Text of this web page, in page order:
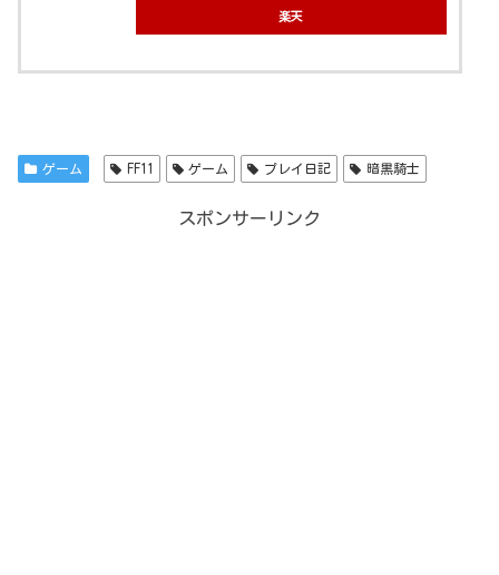
楽天
ゲーム FF11 ゲーム プレイ日記 暗黒騎士
スポンサーリンク